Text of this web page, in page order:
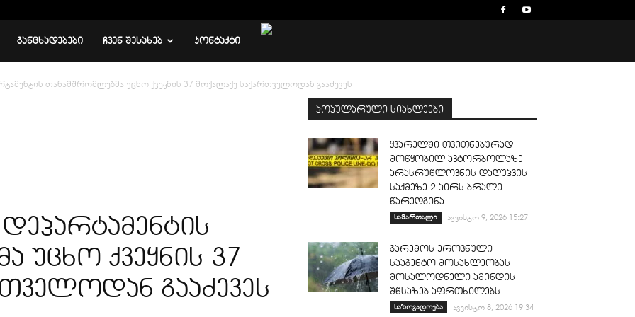
ᲒᲐᲜᲪᲮᲐᲓᲔᲑᲔᲑᲘ ᲩᲕᲔᲜ ᲨᲔᲡᲐᲮᲔᲑ ᲙᲝᲜᲢᲐᲥᲢᲘ
თანამშრომლებმა უცხო ქვეყნის 37 მოქალაქე საქართველოდან გააძევეს
უცხო ქვეყნის 37
გააძევეს
პოპულარული სიახლეები
ყვარელში თვითნებურად
მოწყობილ ავტორბოლაზე
არასრუწლოვნის დაღუპვის
საქმეზე 2 პირს ბრალი
წარედგინა
სამართალი აგვისტო 9, 2026 15:27
გარემოს ეროვნული
სააგენტო მოსახლეობას
მოსალოდნელი ამინდის
შწსაზებ აფრთხილებს
საზოგადოება აგვისტო 8, 2026 19:34